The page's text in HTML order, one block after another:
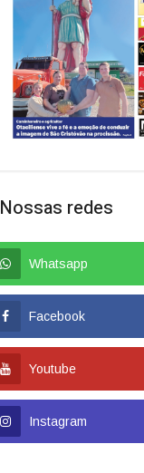
Nossas redes
Whatsapp
Facebook
Youtube
Instagram